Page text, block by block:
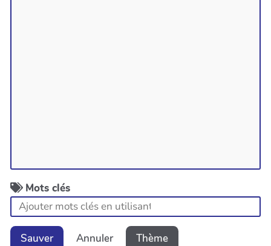
Mots clés
Sauver Annuler Thème